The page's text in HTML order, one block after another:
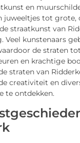
en
juweeltjes tot grote,
straatkunst van
Veel kunstenaars
de straten
en krachtige
straten van
creativiteit en
te ontdekken.